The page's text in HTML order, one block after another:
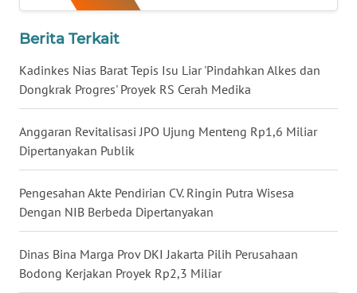
Berita Terkait
Kadinkes Nias Barat Tepis Isu Liar 'Pindahkan Alkes dan
Dongkrak Progres' Proyek RS Cerah Medika
Anggaran Revitalisasi JPO Ujung Menteng Rp1,6 Miliar
Dipertanyakan Publik
Pengesahan Akte Pendirian CV. Ringin Putra Wisesa
Dengan NIB Berbeda Dipertanyakan
Dinas Bina Marga Prov DKI Jakarta Pilih Perusahaan
Bodong Kerjakan Proyek Rp2,3 Miliar
NUSANTARA
WN
JOGJA
WN
JATIM
WN
BALI
WN
KALBAR